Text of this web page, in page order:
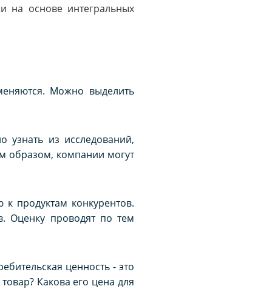
на основе интегральных
Можно выделить
узнать из исследований,
образом, компании могут
продуктам конкурентов.
Оценку проводят по тем
ценность - это
Какова его цена для